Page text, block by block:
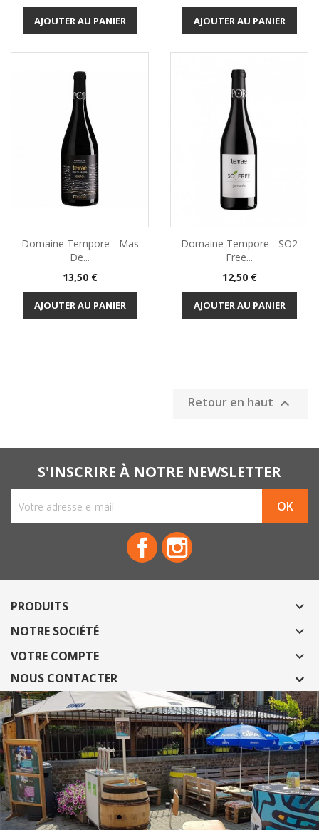
AJOUTER AU PANIER AJOUTER AU PANIER
Domaine Tempore - Mas
De...
Prix
13,50 €
AJOUTER AU PANIER
Domaine Tempore - SO2
Free...
Prix
12,50 €
AJOUTER AU PANIER
Retour en haut 
S'INSCRIRE À NOTRE NEWSLETTER
Facebook
PRODUITS 
NOTRE SOCIÉTÉ 
VOTRE COMPTE 
NOUS CONTACTER